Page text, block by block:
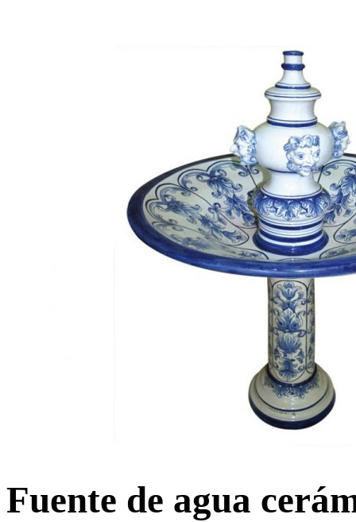
Fuente de agua